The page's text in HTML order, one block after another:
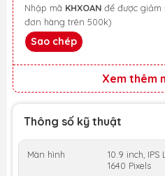
Nhập mã KHXOAN
đơn hàng trên 500k)
Sao chép
Xem thêm
Thông số kỹ thuật
Màn hình
10.9 inch, IPS
1640 Pixels